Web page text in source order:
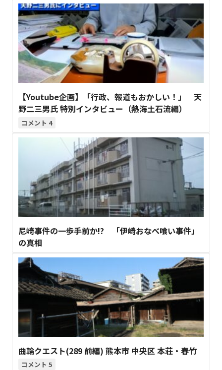
【Youtube企画】「行政、報道もおかしい！」 天
野二三男氏 特別インタビュー（熱海土石流編）
4
尼崎事件の一歩手前か!? 「伊崎おなべ喰い事件」
の真相
曲輪クエスト(289 前編) 熊本市 中央区 本荘・春竹
5